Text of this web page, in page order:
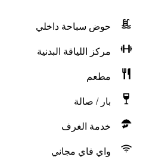
حوض سباحة داخلي
مركز اللياقة البدنية
مطعم
بار / صالة
خدمة الغرف
واي فاي مجاني